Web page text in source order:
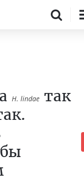
H. lindae так